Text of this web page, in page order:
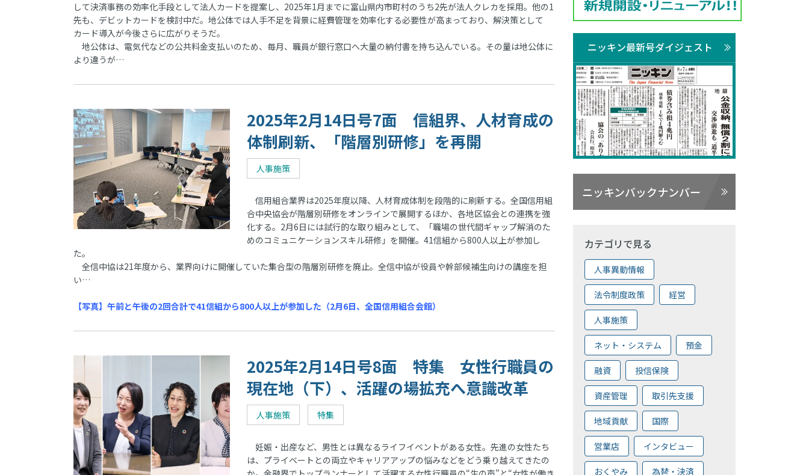
して決済事務の効率化手段として法人カードを提案し、2025年1月までに富山県内市町村のうち2先が法人クレカを採用。他の1
先も、デビットカードを検討中だ。地公体では人手不足を背景に経費管理を効率化する必要性が高まっており、解決策として
カード導入が今後さらに広がりそうだ。
地公体は、電気代などの公共料金支払いのため、毎月、職員が銀行窓口へ大量の納付書を持ち込んでいる。その量は地公体に
より違うが…
2025年2月14日号7面 信組界、人材育成の
体制刷新、「階層別研修」を再開
人事施策
信用組合業界は2025年度以降、人材育成体制を段階的に刷新する。全国信用組
合中央協会が階層別研修をオンラインで展開するほか、各地区協会との連携を強
化する。2月6日には試行的な取り組みとして、「職場の世代間ギャップ解消のた
めのコミュニケーションスキル研修」を開催。41信組から800人以上が参加し
た。
全信中協は21年度から、業界向けに開催していた集合型の階層別研修を廃止。全信中協が役員や幹部候補生向けの講座を担
い…
【写真】午前と午後の2回合計で41信組から800人以上が参加した（2月6日、全国信用組合会館）
2025年2月14日号8面 特集 女性行職員の
現在地（下）、活躍の場拡充へ意識改革
人事施策 特集
妊娠・出産など、男性とは異なるライフイベントがある女性。先進の女性たち
は、プライベートとの両立やキャリアアップの悩みなどをどう乗り越えてきたの
ニッキン最新号ダイジェスト
ニッキンバックナンバー
カテゴリで見る
人事異動情報
法令制度政策 経営
人事施策
ネット・システム 預金
融資 投信保険
資産管理 取引先支援
地域貢献 国際
営業店 インタビュー
おくやみ 為替・決済